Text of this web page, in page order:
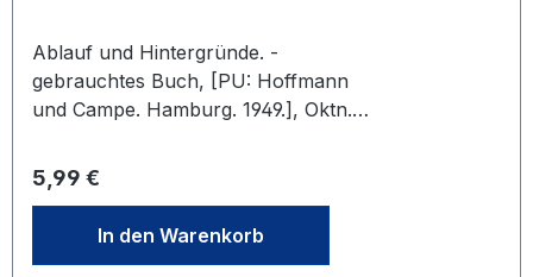
Ablauf und Hintergründe. -
gebrauchtes Buch, [PU: Hoffmann
und Campe. Hamburg. 1949.], Oktn.
mit Tafeln. Innern gut, leicht
gebräunt
Regulärer Preis:
5,99 €
In den Warenkorb